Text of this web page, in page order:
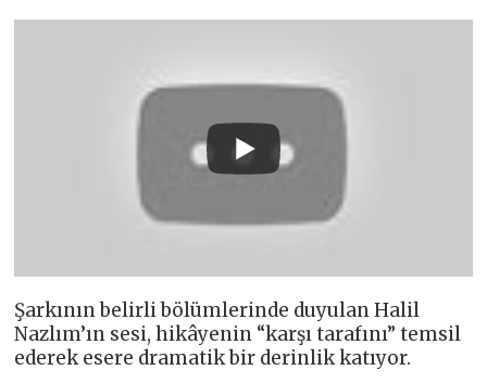
Şarkının belirli bölümlerinde duyulan Halil
Nazlım’ın sesi, hikâyenin “karşı tarafını” temsil
ederek esere dramatik bir derinlik katıyor.